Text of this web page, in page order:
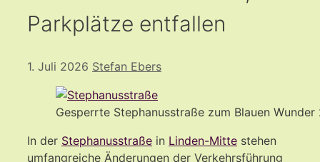
Parkplätze entfallen
1. Juli 2026 Stefan Ebers
Gesperrte Stephanusstraße zum Blauen Wunder
In der Stephanusstraße in Linden-Mitte stehen
umfangreiche Änderungen der Verkehrsführung